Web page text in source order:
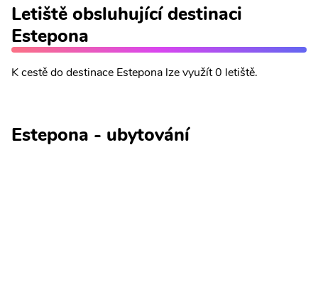
Letiště obsluhující destinaci
Estepona
K cestě do destinace Estepona lze využít 0 letiště.
Estepona - ubytování